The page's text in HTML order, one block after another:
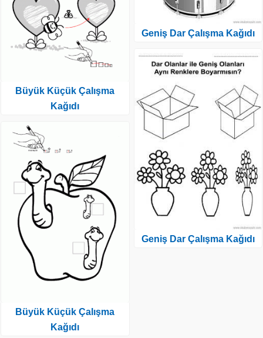
Büyük Küçük Çalışma
Kağıdı
Büyük Küçük Çalışma
Kağıdı
Geniş Dar Çalışma Kağıdı
Geniş Dar Çalışma Kağıdı